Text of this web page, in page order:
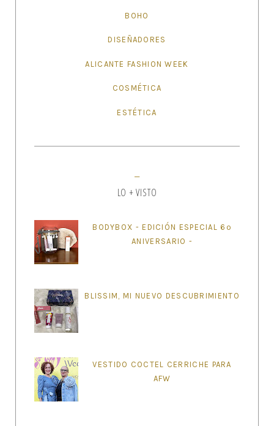
BOHO
DISEÑADORES
ALICANTE FASHION WEEK
COSMÉTICA
ESTÉTICA
LO + VISTO
BODYBOX - EDICIÓN ESPECIAL 6º
ANIVERSARIO -
BLISSIM, MI NUEVO DESCUBRIMIENTO
VESTIDO COCTEL CERRICHE PARA
AFW